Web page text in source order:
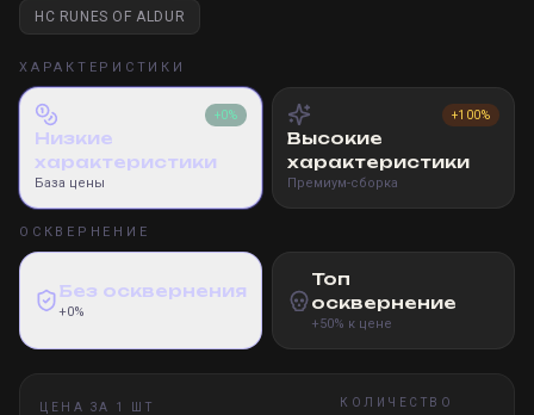
HC RUNES OF ALDUR
ХАРАКТЕРИСТИКИ
+0%
Низкие
характеристики
База цены
+100%
Высокие
характеристики
Премиум-сборка
ОСКВЕРНЕНИЕ
Без осквернения
+0%
Топ
осквернение
+50% к цене
ЦЕНА ЗА 1 ШТ КОЛИЧЕСТВО